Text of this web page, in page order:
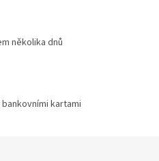
několika dnů
kartami